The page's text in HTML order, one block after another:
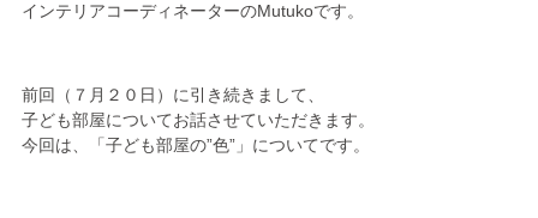
インテリアコーディネーターのMutukoです。
前回（７月２０日）に引き続きまして、
子ども部屋についてお話させていただきます。
今回は、「子ども部屋の”色”」についてです。